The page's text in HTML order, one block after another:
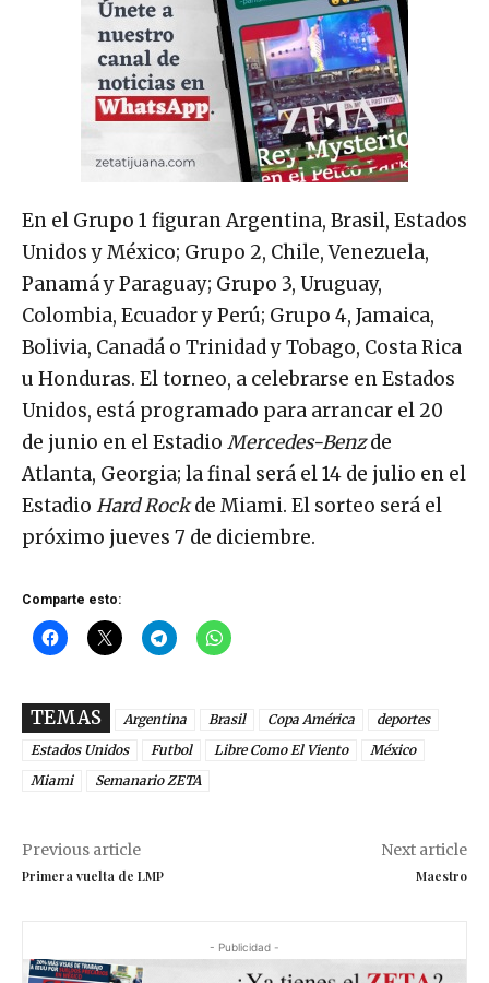
En el Grupo 1 figuran Argentina, Brasil, Estados
Unidos y México; Grupo 2, Chile, Venezuela,
Panamá y Paraguay; Grupo 3, Uruguay,
Colombia, Ecuador y Perú; Grupo 4, Jamaica,
Bolivia, Canadá o Trinidad y Tobago, Costa Rica
u Honduras. El torneo, a celebrarse en Estados
Unidos, está programado para arrancar el 20
de junio en el Estadio Mercedes-Benzde
Atlanta, Georgia; la final será el 14 de julio en el
Estadio Hard Rockde Miami. El sorteo será el
próximo jueves 7 de diciembre.
Comparte esto:
TEMAS Argentina Brasil Copa América
deportes
Estados Unidos
Futbol Libre Como El Viento
México
Miami
Semanario ZETA
Previous article
Primera vuelta de LMP
Next article
Maestro
- Publicidad -